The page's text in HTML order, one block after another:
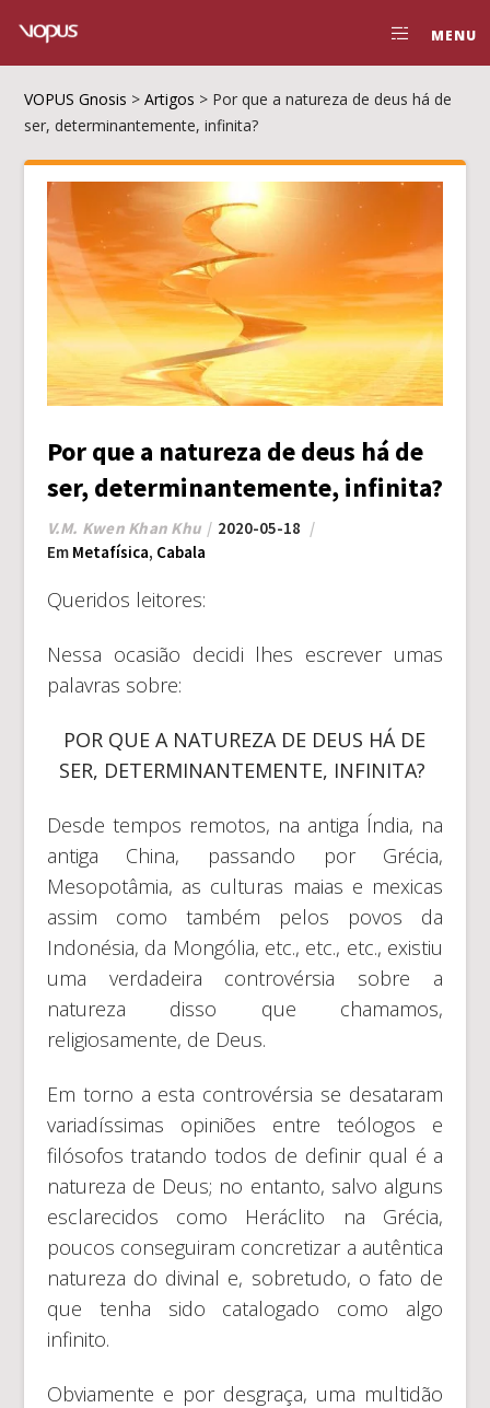
MENU
VOPUS Gnosis >Artigos > Por que a natureza de deus há de
ser, determinantemente, infinita?
Por que a natureza de deus há de
ser, determinantemente, infinita?
V.M. Kwen Khan Khu
2020-05-18
Em Metafísica, Cabala
Queridos leitores:
Nessa ocasião decidi lhes escrever umas
palavras sobre:
POR QUE A NATUREZA DE DEUS HÁ DE
SER, DETERMINANTEMENTE, INFINITA?
Desde tempos remotos, na antiga Índia, na
antiga China, passando por Grécia,
Mesopotâmia, as culturas maias e mexicas
assim como também pelos povos da
Indonésia, da Mongólia, etc., etc., etc., existiu
uma verdadeira controvérsia sobre a
natureza disso que chamamos,
religiosamente, de Deus.
Em torno a esta controvérsia se desataram
variadíssimas opiniões entre teólogos e
filósofos tratando todos de definir qual é a
natureza de Deus; no entanto, salvo alguns
esclarecidos como Heráclito na Grécia,
poucos conseguiram concretizar a autêntica
natureza do divinal e, sobretudo, o fato de
que tenha sido catalogado como algo
infinito.
Obviamente e por desgraça, uma multidão